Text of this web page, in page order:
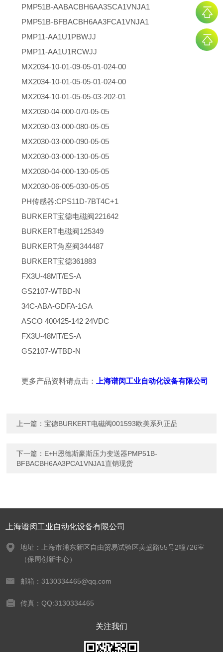
PMP51B-AABACBH6AA3SCA1VNJA1
PMP51B-BFBACBH6AA3FCA1VNJA1
PMP11-AA1U1PBWJJ
PMP11-AA1U1RCWJJ
MX2034-10-01-09-05-01-024-00
MX2034-10-01-05-05-01-024-00
MX2034-10-01-05-05-03-202-01
MX2030-04-000-070-05-05
MX2030-03-000-080-05-05
MX2030-03-000-090-05-05
MX2030-03-000-130-05-05
MX2030-04-000-130-05-05
MX2030-06-005-030-05-05
PH传感器:CPS11D-7BT4C+1
BURKERT宝德电磁阀221642
BURKERT电磁阀125349
BURKERT角座阀344487
BURKERT宝德361883
FX3U-48MT/ES-A
GS2107-WTBD-N
34C-ABA-GDFA-1GA
ASCO 400425-142 24VDC
FX3U-48MT/ES-A
GS2107-WTBD-N
更多产品资料请点击： 上海谱闵工业自动化设备有限公司
上一篇：宝德BURKERT电磁阀001593欧美系列正品
下一篇： E+H恩德斯豪斯压力变送器PMP51B-
BFBACBH6AA3PCA1VNJA1直销现货
上海谱闵工业自动化设备有限公司
地址：上海市浦东新区自由贸易试验区美盛路55号2幢726室
（保周创新中心）
邮箱：3130334465@qq.com
传真：QQ:3130334465
关注我们